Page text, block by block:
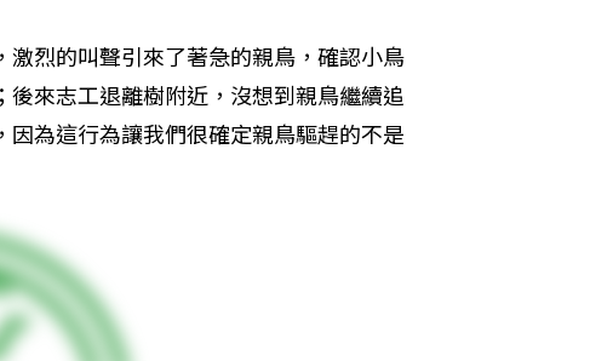
烈的叫聲引來了著急的親鳥，確認小鳥
來志工退離樹附近，沒想到親鳥繼續追
為這行為讓我們很確定親鳥驅趕的不是